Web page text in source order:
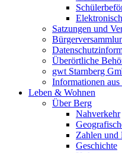
Satzungen und
Überörtliche
gwt Starnberg
Informationen
Leben & Wohnen
Über Berg
Nahverkehr
Zahlen und
Geschichte